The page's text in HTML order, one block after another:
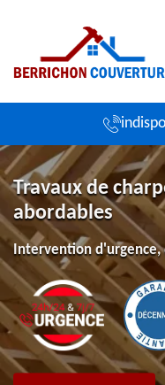
Travaux de
abordables
Intervention d'urgence,